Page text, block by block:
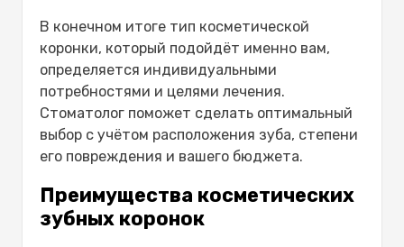
В конечном итоге тип косметической
коронки, который подойдёт именно вам,
определяется индивидуальными
потребностями и целями лечения.
Стоматолог поможет сделать оптимальный
выбор с учётом расположения зуба, степени
его повреждения и вашего бюджета.
Преимущества косметических
зубных коронок